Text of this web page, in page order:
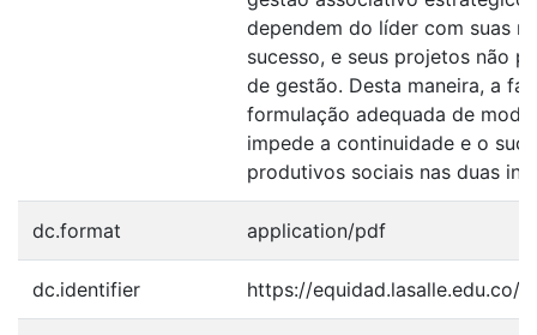
dependem do líder com suas
sucesso, e seus projetos não
de gestão. Desta maneira, a
formulação adequada de
impede a continuidade e o
produtivos sociais nas duas
dc.format application/pdf
dc.identifier https://equidad.lasalle.edu.co/